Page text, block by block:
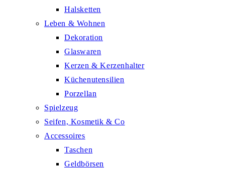
Halsketten
Leben & Wohnen
Dekoration
Glaswaren
Kerzen & Kerzenhalter
Küchenutensilien
Porzellan
Spielzeug
Seifen, Kosmetik & Co
Accessoires
Taschen
Geldbörsen